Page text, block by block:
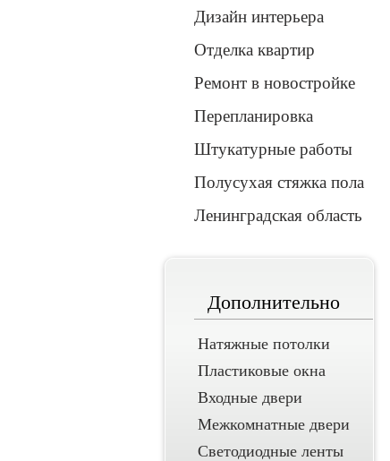
Вперед
Дизайн интерьера
Отделка квартир
Ремонт в новостройке
Перепланировка
Штукатурные работы
Полусухая стяжка пола
Ленинградская область
Дополнительно
Натяжные потолки
Пластиковые окна
Входные двери
Межкомнатные двери
Светодиодные ленты